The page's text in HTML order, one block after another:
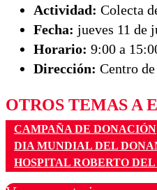
Actividad: Colecta
Fecha: jueves 11 de
Horario: 9:00 a
Dirección: Centro
OTROS TEMAS A
CAMPAÑA DE DONACIÓN
DIA MUNDIAL DEL
HOSPITAL ROBERTO